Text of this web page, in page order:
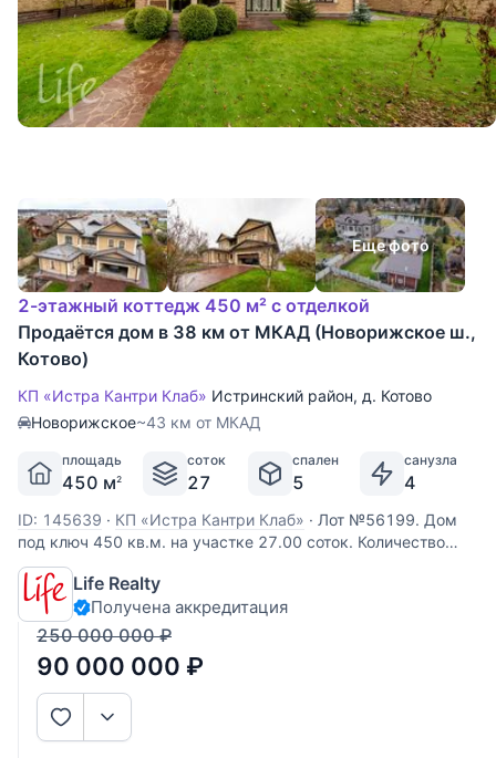
Еще фото
2-этажный коттедж 450 м² с отделкой
Продаётся дом в 38 км от МКАД (Новорижское ш.,
Котово)
КП «Истра Кантри Клаб» Истринский район, д. Котово
Новорижское~43 км от МКАД
площадь
450 м2
соток
27
спален
5
санузла
4
ID: 145639 · КП «Истра Кантри Клаб» · Лот №56199. Дом
под ключ 450 кв.м. на участке 27.00 соток. Количество
спален: 5. Коттеджный посёлок «Истра Кантри Клаб»,
Новорижское шоссе, 38 км от МКАД. Участок правильной
прямоугольной формы, с ландшафтным дизайном. Газон,
декоративные деревья и
Life Realty
Получена аккредитация
250 000 000 ₽
90 000 000 ₽